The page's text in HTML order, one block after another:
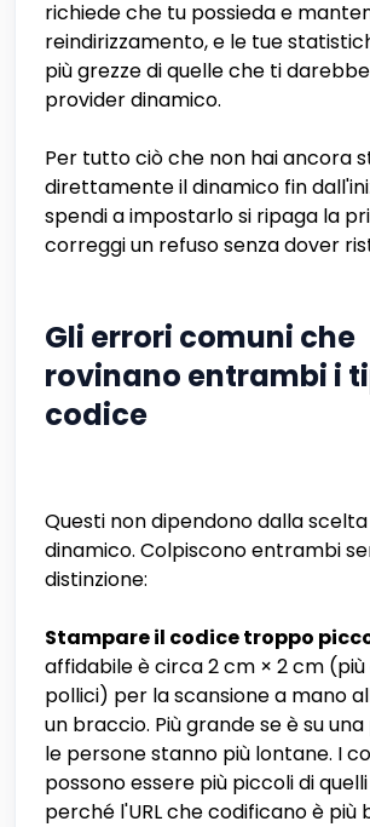
richiede che tu possieda e
reindirizzamento, e le tue
più grezze di quelle che ti
provider dinamico.
Per tutto ciò che non hai ancora
direttamente il dinamico fin
spendi a impostarlo si ripaga la
correggi un refuso senza dover
Gli errori comuni che
rovinano entrambi i
codice
Questi non dipendono dalla
dinamico. Colpiscono entrambi
distinzione:
Stampare il codice troppo
affidabile è circa 2 cm × 2 cm (più
pollici) per la scansione a mano
un braccio. Più grande se è su
le persone stanno più lontane. I
possono essere più piccoli di
perché l'URL che codificano è più